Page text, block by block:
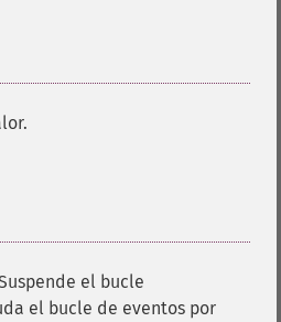
el bucle
el bucle de eventos por